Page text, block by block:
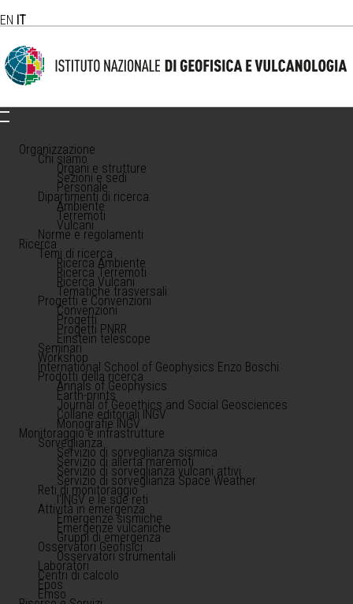
EN IT
Organizzazione
Chi siamo
Organi e strutture
Sezioni e sedi
Personale
Dipartimenti di ricerca
Ambiente
Terremoti
Vulcani
Norme e regolamenti
Ricerca
Temi di ricerca
Ricerca Ambiente
Ricerca Terremoti
Ricerca Vulcani
Tematiche trasversali
Progetti e Convenzioni
Convenzioni
Progetti
Progetti PNRR
Einstein telescope
Seminari
Workshop
International School of Geophysics Enzo Boschi
Prodotti della ricerca
Annals of Geophysics
Earth-prints
Journal of Geoethics and Social Geosciences
Collane editoriali INGV
Monografie INGV
Monitoraggio e infrastrutture
Sorveglianza
Servizio di sorveglianza sismica
Servizio di allerta maremoti
Servizio di sorveglianza vulcani attivi
Servizio di sorveglianza Space Weather
Reti di monitoraggio
l'INGV e le sue reti
Attività in emergenza
Emergenze sismiche
Emergenze vulcaniche
Gruppi di emergenza
Osservatori Geofisici
Osservatori strumentali
Laboratori
Centri di calcolo
Epos
Emso